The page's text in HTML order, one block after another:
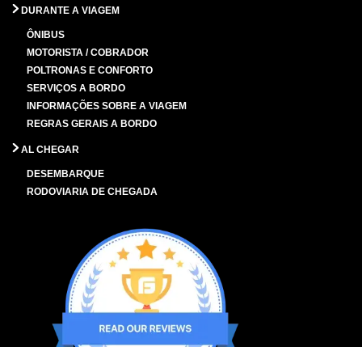
DURANTE A VIAGEM
ÔNIBUS
MOTORISTA / COBRADOR
POLTRONAS E CONFORTO
SERVIÇOS A BORDO
INFORMAÇÕES SOBRE A VIAGEM
REGRAS GERAIS A BORDO
AL CHEGAR
DESEMBARQUE
RODOVIARIA DE CHEGADA